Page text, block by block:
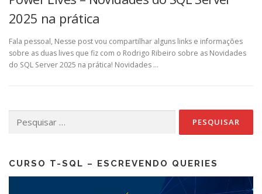
2025 na prática
Fala pessoal, Nesse post vou compartilhar alguns links e informações
sobre as duas lives que fiz com o Rodrigo Ribeiro sobre as Novidades
do SQL Server 2025 na prática! Novidades …
por:
CURSO T-SQL – ESCREVENDO QUERIES